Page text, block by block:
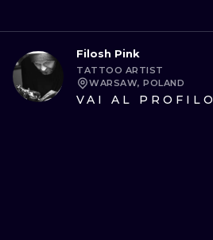
Filosh Pink
TATTOO ARTIST
WARSAW, POLAND
VAI AL PROFILO